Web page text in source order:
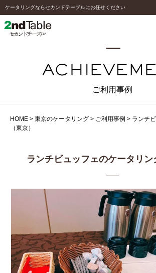
ケータリングならセカンドテーブルにお任せください
ご利用事例
HOME > 東京のケータリング > ご利用事例 > ランチ
（東京）
ランチビュッフェのケータリン